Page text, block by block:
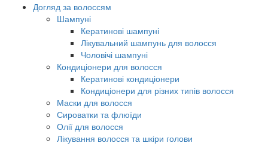
Догляд за волоссям
Шампуні
Кератинові шампуні
Лікувальний шампунь для волосся
Чоловічі шампуні
Кондиціонери для волосся
Кератинові кондиціонери
Кондиціонери для різних типів волосся
Маски для волосся
Сироватки та флюїди
Олії для волосся
Лікування волосся та шкіри голови